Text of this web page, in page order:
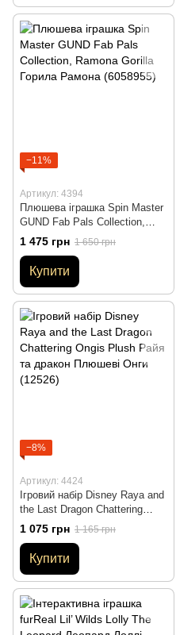
−11%
Артикул: 4394
Плюшева іграшка Spin Master
GUND Fab Pals Collection,
Ramona Gorilla Горила Рамона
(6058955)
1 475 грн 1 650 грн
Купити
−8%
Артикул: 4424
Ігровий набір Disney Raya and
the Last Dragon Chattering
Ongis Plush Райя та дракон
Плюшеві Онги (12526)
1 075 грн 1 165 грн
Купити